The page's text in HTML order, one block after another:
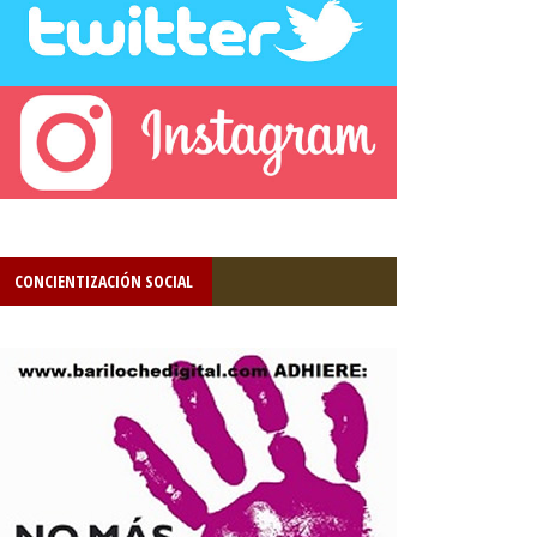
CONCIENTIZACIÓN SOCIAL